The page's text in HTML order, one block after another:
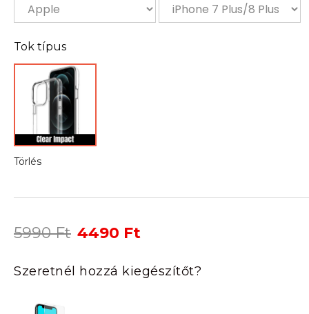
Tok típus
Törlés
5990Ft Original
was:
5990 Ft.
4490 Ft
is:
4490 Ft.
Szeretnél hozzá kiegészítőt?